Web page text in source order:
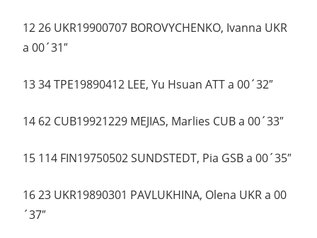
12 26 UKR19900707 BOROVYCHENKO, Ivanna UKR
a 00´31″
13 34 TPE19890412 LEE, Yu Hsuan ATT a 00´32″
14 62 CUB19921229 MEJIAS, Marlies CUB a 00´33″
15 114 FIN19750502 SUNDSTEDT, Pia GSB a 00´35″
16 23 UKR19890301 PAVLUKHINA, Olena UKR a 00
´37″